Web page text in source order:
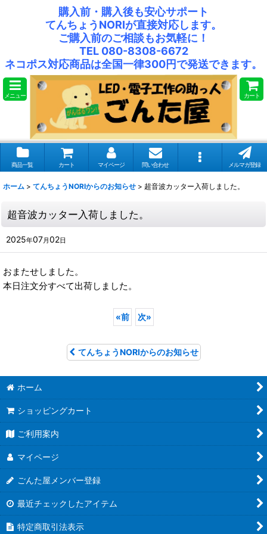
購入前・購入後も安心サポート
てんちょうNORIが直接対応します。
ご購入前のご相談もお気軽に！
TEL 080-8308-6672
ネコポス対応商品は全国一律300円で発送できます。
メニュー カート
商品一覧 カート マイページ 問い合わせ メルマガ登録
ホーム > てんちょうNORIからのお知らせ > 超音波カッター入荷しました。
超音波カッター入荷しました。
2025年07月02日
おまたせしました。
本日注文分すべて出荷しました。
«前 次»
てんちょうNORIからのお知らせ
ホーム
ショッピングカート
ご利用案内
マイページ
ごんた屋メンバー登録
最近チェックしたアイテム
特定商取引法表示